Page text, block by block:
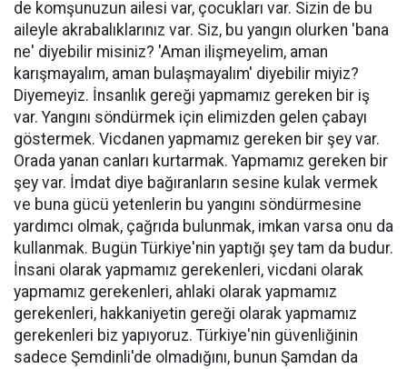
de komşunuzun ailesi var, çocukları var. Sizin de bu
aileyle akrabalıklarınız var. Siz, bu yangın olurken 'bana
ne' diyebilir misiniz? 'Aman ilişmeyelim, aman
karışmayalım, aman bulaşmayalım' diyebilir miyiz?
Diyemeyiz. İnsanlık gereği yapmamız gereken bir iş
var. Yangını söndürmek için elimizden gelen çabayı
göstermek. Vicdanen yapmamız gereken bir şey var.
Orada yanan canları kurtarmak. Yapmamız gereken bir
şey var. İmdat diye bağıranların sesine kulak vermek
ve buna gücü yetenlerin bu yangını söndürmesine
yardımcı olmak, çağrıda bulunmak, imkan varsa onu da
kullanmak. Bugün Türkiye'nin yaptığı şey tam da budur.
İnsani olarak yapmamız gerekenleri, vicdani olarak
yapmamız gerekenleri, ahlaki olarak yapmamız
gerekenleri, hakkaniyetin gereği olarak yapmamız
gerekenleri biz yapıyoruz. Türkiye'nin güvenliğinin
sadece Şemdinli'de olmadığını, bunun Şamdan da